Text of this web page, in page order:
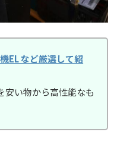
EL など厳選して紹
安い物から高性能なも